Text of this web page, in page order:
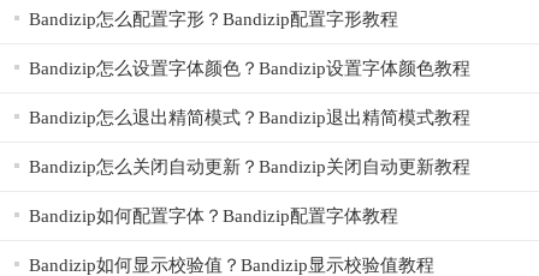
app特色
1、是游戏相关的平台，游戏话题、攻略、视频、发布会等都
3、支持签到、收藏、筛选等便捷功能，软件123为你带来更
多惊喜福利；
Bandizip怎么配置字形？Bandizip配置字形教程
Bandizip怎么设置字体颜色？Bandizip设置字体颜色教程
Bandizip怎么退出精简模式？Bandizip退出精简模式教程
Bandizip怎么关闭自动更新？Bandizip关闭自动更新教程
Bandizip如何配置字体？Bandizip配置字体教程
Bandizip如何显示校验值？Bandizip显示校验值教程